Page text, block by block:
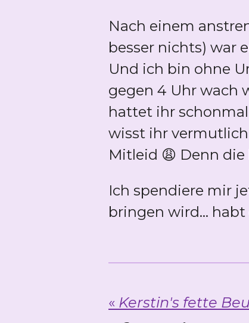
Nach einem
besser nichts) war
Und ich bin ohne
gegen 4 Uhr wach
hattet ihr
wisst ihr
Mitleid 😩 Denn
Ich spendiere mir
bringen wird...
« Kerstin's fette